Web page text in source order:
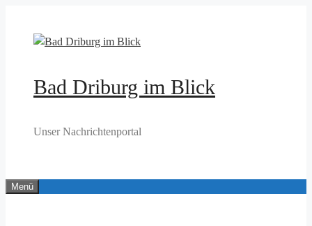
springen
Bad Driburg im Blick
Unser Nachrichtenportal
Menü